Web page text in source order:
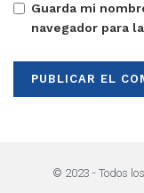
Guarda mi
navegador para
© 2023 - Todos